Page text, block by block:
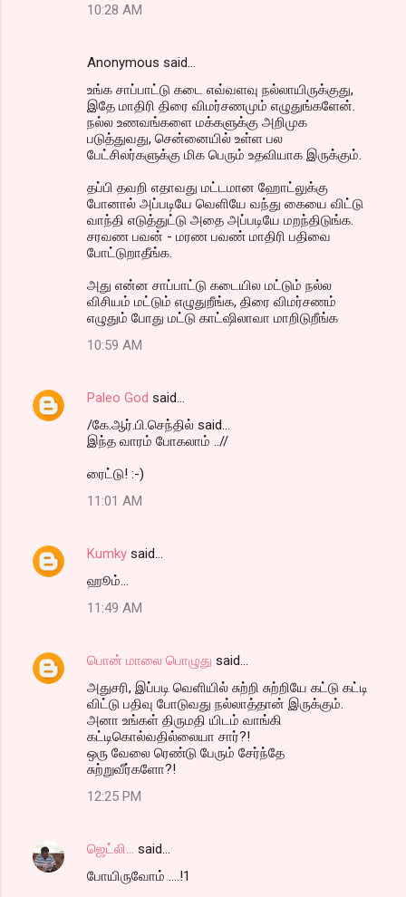
10:28 AM
Anonymous said…
உங்க சாப்பாட்டு கடை எவ்வளவு நல்லாயிருக்குது,
இதே மாதிரி திரை விமர்சணமும் எழுதுங்களேன்.
நல்ல உணவங்களை மக்களுக்கு அறிமுக
படுத்துவது, சென்னையில் உள்ள பல
பேட்சிலர்களுக்கு மிக பெரும் உதவியாக இருக்கும்.
தப்பி தவறி எதாவது மட்டமான ஹோட்லுக்கு
போனால் அப்படியே வெளியே வந்து கையை விட்டு
வாந்தி எடுத்துட்டு அதை அப்படியே மறந்திடுங்க.
சரவண பவன் - மரண பவண் மாதிரி பதிவை
போட்டுறாதீங்க.
அது என்ன சாப்பாட்டு கடையில மட்டும் நல்ல
விசியம் மட்டும் எழுதுறீங்க, திரை விமர்சணம்
எழுதும் போது மட்டு காட்ஷிலாவா மாறிடுறீங்க
10:59 AM
Paleo God said…
/கே.ஆர்.பி.செந்தில் said...
இந்த வாரம் போகலாம் ..//
ரைட்டு! :-)
11:01 AM
Kumky said…
ஹூம்...
11:49 AM
பொன் மாலை பொழுது said…
அதுசரி, இப்படி வெளியில் சுற்றி சுற்றியே கட்டு கட்டி
விட்டு பதிவு போடுவது நல்லாத்தான் இருக்கும்.
அனா உங்கள் திருமதி யிடம் வாங்கி
கட்டிகொல்வதில்லையா சார்?!
ஒரு வேலை ரெண்டு பேரும் சேர்ந்தே
சுற்றுவீர்களோ?!
12:25 PM
ஜெட்லி...
said…
போயிருவோம் ....!1